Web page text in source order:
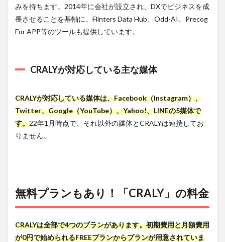
揮するシ
3.1
エイ
自動
分析
機能
3.1.1
特に効
主な
機能2.
媒体
連携
した
みを持ちます。2014年に会社が設立され、DXでビジネスを成
長させることを基軸に、Flinters Data Hub、Odd-AI、Precog
For APP等のツールも提供しています。
CRALYが対応している主な媒体
CRALYが対応している媒体は、Facebook（Instagram）、
Twitter、Google（YouTube）、Yahoo!、LINEの5媒体で
す。22年1月時点で、それ以外の媒体とCRALYは連携してお
りません。
無料プランもあり！「CRALY」の料金
CRALYは全部で4つのプランがあります。初期費用と月額費用
が0円で始められるFREEプランからプランが用意されていま